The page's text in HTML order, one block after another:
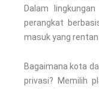
Dalam
perangkat
masuk yang
Bagaimana kota
privasi? Memilih